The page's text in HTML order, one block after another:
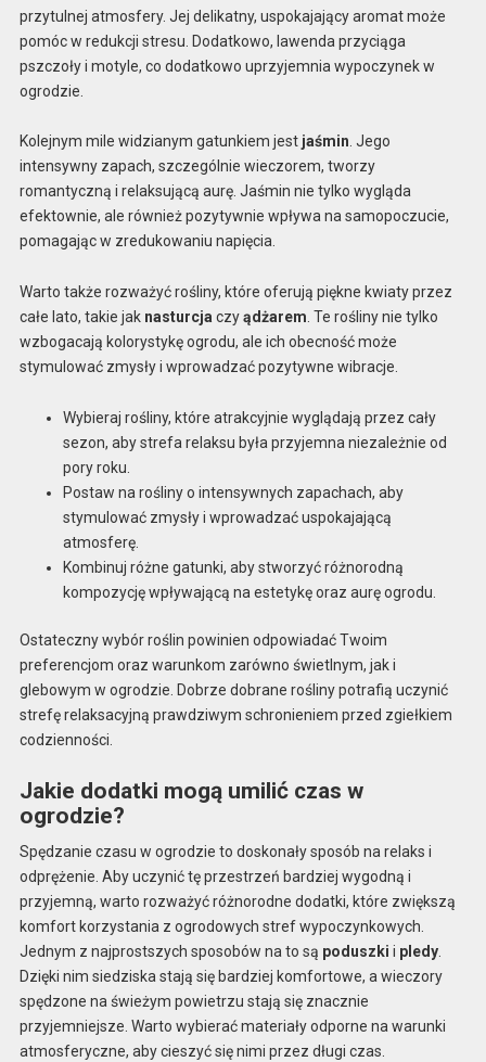
przytulnej atmosfery. Jej delikatny, uspokajający aromat może
pomóc w redukcji stresu. Dodatkowo, lawenda przyciąga
pszczoły i motyle, co dodatkowo uprzyjemnia wypoczynek w
ogrodzie.
Kolejnym mile widzianym gatunkiem jest jaśmin. Jego
intensywny zapach, szczególnie wieczorem, tworzy
romantyczną i relaksującą aurę. Jaśmin nie tylko wygląda
efektownie, ale również pozytywnie wpływa na samopoczucie,
pomagając w zredukowaniu napięcia.
Warto także rozważyć rośliny, które oferują piękne kwiaty przez
całe lato, takie jak nasturcja czyądżarem. Te rośliny nie tylko
wzbogacają kolorystykę ogrodu, ale ich obecność może
stymulować zmysły i wprowadzać pozytywne wibracje.
Wybieraj rośliny, które atrakcyjnie wyglądają przez cały
sezon, aby strefa relaksu była przyjemna niezależnie od
pory roku.
Postaw na rośliny o intensywnych zapachach, aby
stymulować zmysły i wprowadzać uspokajającą
atmosferę.
Kombinuj różne gatunki, aby stworzyć różnorodną
kompozycję wpływającą na estetykę oraz aurę ogrodu.
Ostateczny wybór roślin powinien odpowiadać Twoim
preferencjom oraz warunkom zarówno świetlnym, jak i
glebowym w ogrodzie. Dobrze dobrane rośliny potrafią uczynić
strefę relaksacyjną prawdziwym schronieniem przed zgiełkiem
codzienności.
Jakie dodatki mogą umilić czas w
ogrodzie?
Spędzanie czasu w ogrodzie to doskonały sposób na relaks i
odprężenie. Aby uczynić tę przestrzeń bardziej wygodną i
przyjemną, warto rozważyć różnorodne dodatki, które zwiększą
komfort korzystania z ogrodowych stref wypoczynkowych.
Jednym z najprostszych sposobów na to są poduszki i pledy.
Dzięki nim siedziska stają się bardziej komfortowe, a wieczory
spędzone na świeżym powietrzu stają się znacznie
przyjemniejsze. Warto wybierać materiały odporne na warunki
atmosferyczne, aby cieszyć się nimi przez długi czas.